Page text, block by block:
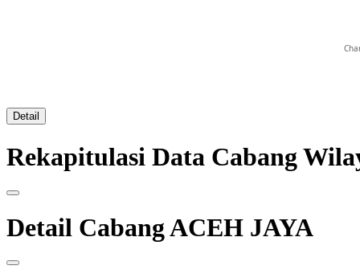
Detail
Rekapitulasi Data Cabang
Detail Cabang ACEH JAYA